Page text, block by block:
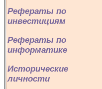
Рефераты по
инвестициям
Рефераты по
информатике
Исторические
личности